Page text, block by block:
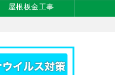
屋根板金工事